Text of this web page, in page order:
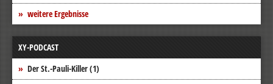
weitere Ergebnisse
XY-PODCAST
Der St.-Pauli-Killer (1)